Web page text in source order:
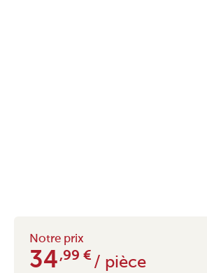
Notre prix
34,99 €/ pièce